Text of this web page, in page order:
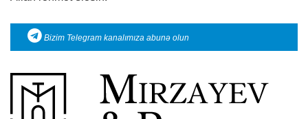
Bizim Telegram kanalımıza abunə olun